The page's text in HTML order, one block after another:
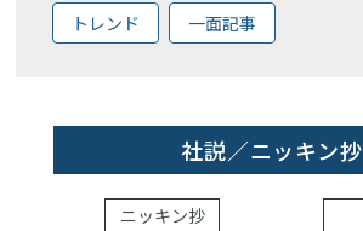
トレンド 一面記事
社説／ニッキン抄
ニッキン抄